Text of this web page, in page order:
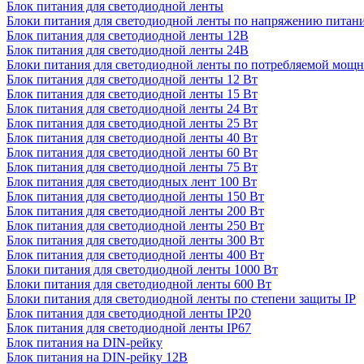
Блок питания для светодиодной ленты
Блоки питания для светодиодной ленты по напряжению
Блок питания для светодиодной ленты 12В
Блок питания для светодиодной ленты 24В
Блоки питания для светодиодной ленты по потребляемой
Блок питания для светодиодной ленты 12 Вт
Блок питания для светодиодной ленты 15 Вт
Блок питания для светодиодной ленты 24 Вт
Блок питания для светодиодной ленты 25 Вт
Блок питания для светодиодной ленты 40 Вт
Блок питания для светодиодной ленты 60 Вт
Блок питания для светодиодной ленты 75 Вт
Блок питания для светодиодных лент 100 Вт
Блок питания для светодиодной ленты 150 Вт
Блок питания для светодиодной ленты 200 Вт
Блок питания для светодиодной ленты 250 Вт
Блок питания для светодиодной ленты 300 Вт
Блок питания для светодиодной ленты 400 Вт
Блоки питания для светодиодной ленты 1000 Вт
Блоки питания для светодиодной ленты 600 Вт
Блоки питания для светодиодной ленты по степени защиты IP
Блок питания для светодиодной ленты IP20
Блок питания для светодиодной ленты IP67
Блок питания на DIN-рейку
Блок питания на DIN-рейку 12В